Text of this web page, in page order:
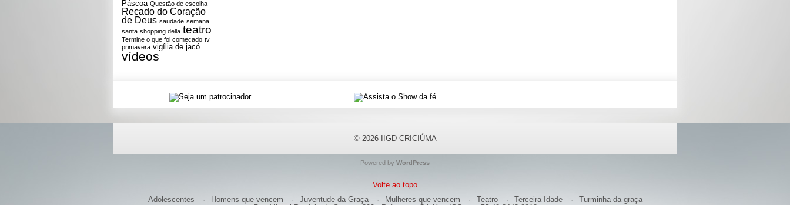
Páscoa Questão de escolha
Recado do Coração
de Deus saudade semana
santa shopping della teatro
Termine o que foi começado tv
primavera vigília de jacó
vídeos
© 2026 IIGD CRICIÚMA
Powered by WordPress
Volte ao topo
Adolescentes
Homens que vencem Juventude da Graça Mulheres que vencem Teatro Terceira Idade
Turminha da graça